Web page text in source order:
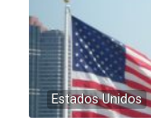
Estados Unidos